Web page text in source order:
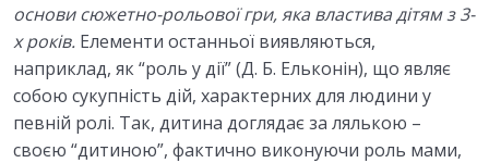
основи сюжетно-рольової гри, яка властива дітям з 3-
х років. Елементи останньої виявляються,
наприклад, як “роль у дії” (Д. Б. Ельконін), що являє
собою сукупність дій, характерних для людини у
певній ролі. Так, дитина доглядає за лялькою –
своєю “дитиною”, фактично виконуючи роль мами,